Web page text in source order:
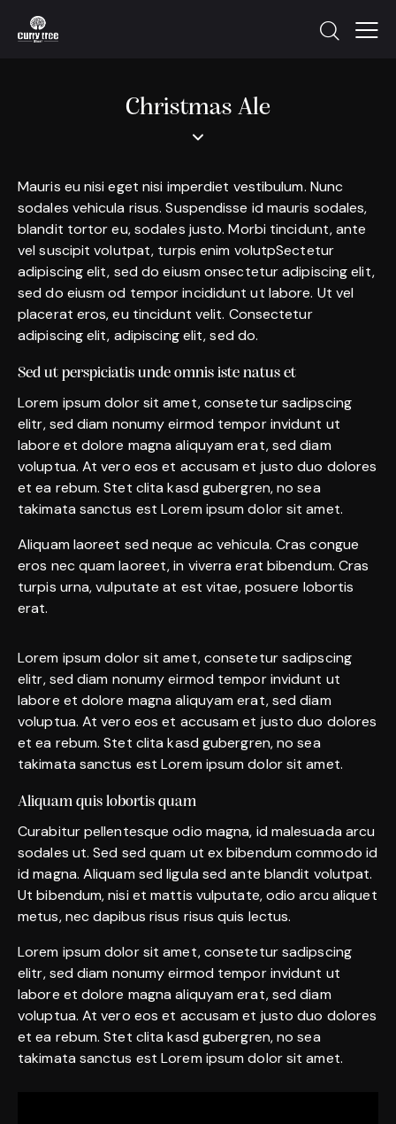
Christmas Ale
Mauris eu nisi eget nisi imperdiet vestibulum. Nunc
sodales vehicula risus. Suspendisse id mauris sodales,
blandit tortor eu, sodales justo. Morbi tincidunt, ante
vel suscipit volutpat, turpis enim volutpSectetur
adipiscing elit, sed do eiusm onsectetur adipiscing elit,
sed do eiusm od tempor incididunt ut labore. Ut vel
placerat eros, eu tincidunt velit. Consectetur
adipiscing elit, adipiscing elit, sed do.
Sed ut perspiciatis unde omnis iste natus et
Lorem ipsum dolor sit amet, consetetur sadipscing
elitr, sed diam nonumy eirmod tempor invidunt ut
labore et dolore magna aliquyam erat, sed diam
voluptua. At vero eos et accusam et justo duo dolores
et ea rebum. Stet clita kasd gubergren, no sea
takimata sanctus est Lorem ipsum dolor sit amet.
Aliquam laoreet sed neque ac vehicula. Cras congue
eros nec quam laoreet, in viverra erat bibendum. Cras
turpis urna, vulputate at est vitae, posuere lobortis
erat.
Lorem ipsum dolor sit amet, consetetur sadipscing
elitr, sed diam nonumy eirmod tempor invidunt ut
labore et dolore magna aliquyam erat, sed diam
voluptua. At vero eos et accusam et justo duo dolores
et ea rebum. Stet clita kasd gubergren, no sea
takimata sanctus est Lorem ipsum dolor sit amet.
Aliquam quis lobortis quam
Curabitur pellentesque odio magna, id malesuada arcu
sodales ut. Sed sed quam ut ex bibendum commodo id
id magna. Aliquam sed ligula sed ante blandit volutpat.
Ut bibendum, nisi et mattis vulputate, odio arcu aliquet
metus, nec dapibus risus risus quis lectus.
Lorem ipsum dolor sit amet, consetetur sadipscing
elitr, sed diam nonumy eirmod tempor invidunt ut
labore et dolore magna aliquyam erat, sed diam
voluptua. At vero eos et accusam et justo duo dolores
et ea rebum. Stet clita kasd gubergren, no sea
takimata sanctus est Lorem ipsum dolor sit amet.